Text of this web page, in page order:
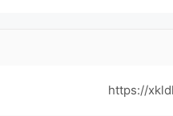
https://